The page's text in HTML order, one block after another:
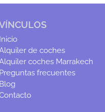
Inicio
de coches
coches Marrakech
Preguntas frecuentes
Blog